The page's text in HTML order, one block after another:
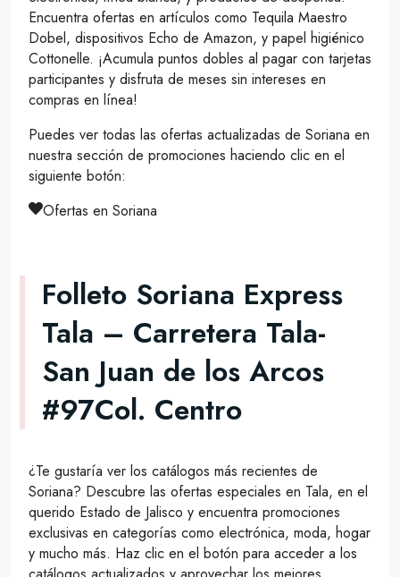
Encuentra ofertas en artículos como Tequila Maestro
Dobel, dispositivos Echo de Amazon, y papel higiénico
Cottonelle. ¡Acumula puntos dobles al pagar con tarjetas
participantes y disfruta de meses sin intereses en
compras en línea!
Puedes ver todas las ofertas actualizadas de Soriana en
nuestra sección de promociones haciendo clic en el
siguiente botón:
Ofertas en Soriana
Folleto Soriana Express
Tala – Carretera Tala-
San Juan de los Arcos
#97Col. Centro
¿Te gustaría ver los catálogos más recientes de
Soriana? Descubre las ofertas especiales en Tala, en el
querido Estado de Jalisco y encuentra promociones
exclusivas en categorías como electrónica, moda, hogar
y mucho más. Haz clic en el botón para acceder a los